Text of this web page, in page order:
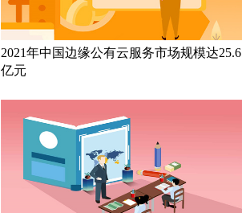
2021年中国边缘公有云服务市场规模达25.6
亿元